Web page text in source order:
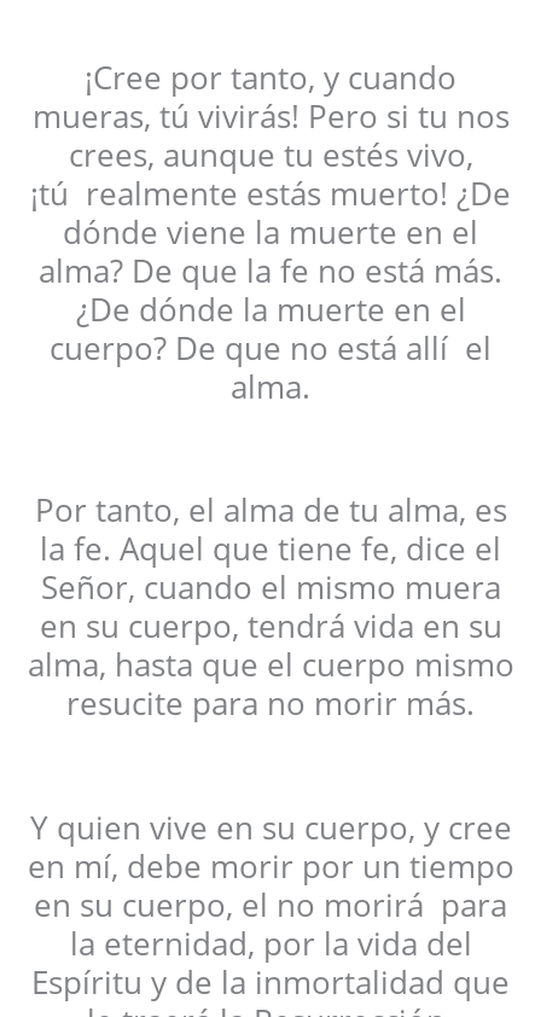
¡Cree por tanto, y cuando
mueras, tú vivirás! Pero si tu nos
crees, aunque tu estés vivo,
¡tú realmente estás muerto! ¿De
dónde viene la muerte en el
alma? De que la fe no está más.
¿De dónde la muerte en el
cuerpo? De que no está allí el
alma.
Por tanto, el alma de tu alma, es
la fe. Aquel que tiene fe, dice el
Señor, cuando el mismo muera
en su cuerpo, tendrá vida en su
alma, hasta que el cuerpo mismo
resucite para no morir más.
Y quien vive en su cuerpo, y cree
en mí, debe morir por un tiempo
en su cuerpo, el no morirá para
la eternidad, por la vida del
Espíritu y de la inmortalidad que